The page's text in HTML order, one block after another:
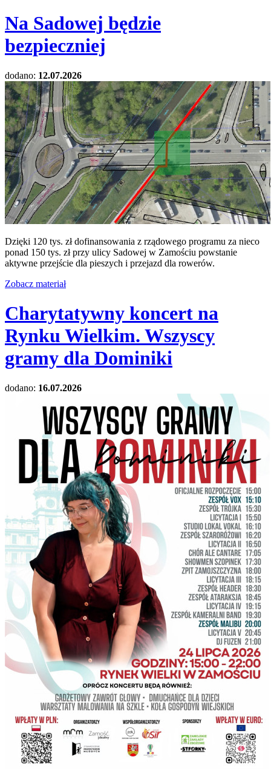
Na Sadowej będzie
bezpieczniej
dodano: 12.07.2026
Dzięki 120 tys. zł dofinansowania z rządowego programu za nieco
ponad 150 tys. zł przy ulicy Sadowej w Zamościu powstanie
aktywne przejście dla pieszych i przejazd dla rowerów.
Zobacz materiał
Charytatywny koncert na
Rynku Wielkim. Wszyscy
gramy dla Dominiki
dodano: 16.07.2026